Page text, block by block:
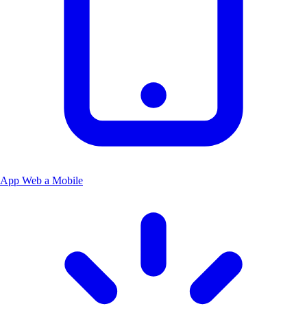
App Web a Mobile